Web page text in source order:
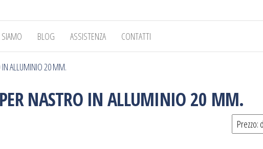
SIAMO BLOG ASSISTENZA CONTATTI
IN ALLUMINIO 20 MM.
NASTRO IN ALLUMINIO 20 MM.